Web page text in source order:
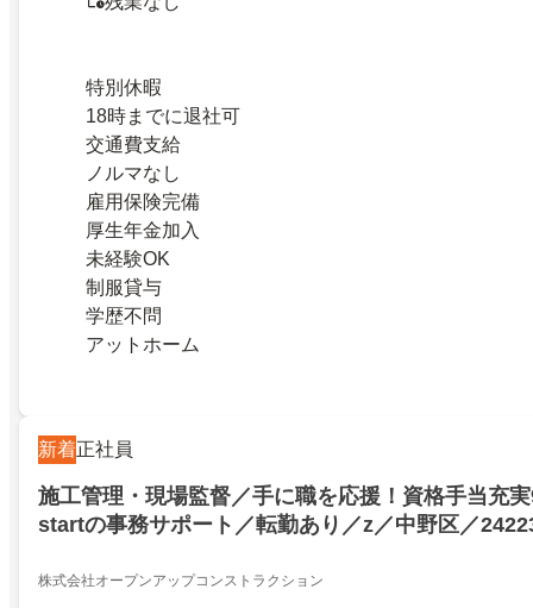
特別休暇
18時までに退社可
交通費支給
ノルマなし
雇用保険完備
厚生年金加入
未経験OK
制服貸与
学歴不問
アットホーム
新着正社員
施工管理・現場監督／手に職を応援！資格手当充
startの事務サポート／転勤あり／z／中野区／
株式会社オープンアップコンストラクション